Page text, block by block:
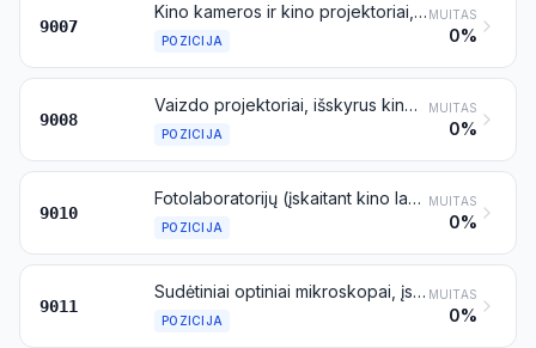
9007
Kino kameros ir kino projektoriai, su garso įrašymo arba atkūrimo įrenginiais ar be jų
POZICIJA
MUITAS
0%
9008
Vaizdo projektoriai, išskyrus kino projektorius; fotografijos (bet ne kinematografijos) didintuvai ir mažintuvai
POZICIJA
MUITAS
0%
9010
Fotolaboratorijų (įskaitant kino laboratorijas) aparatai ir įranga, nenurodyti kitoje šio skirsnio vietoje; negatoskopai, projekcijos ekranai
POZICIJA
MUITAS
0%
9011
Sudėtiniai optiniai mikroskopai, įskaitant mikrofotografijos, mikrokinematografijos arba mikroprojektavimo mikroskopus
POZICIJA
MUITAS
0%